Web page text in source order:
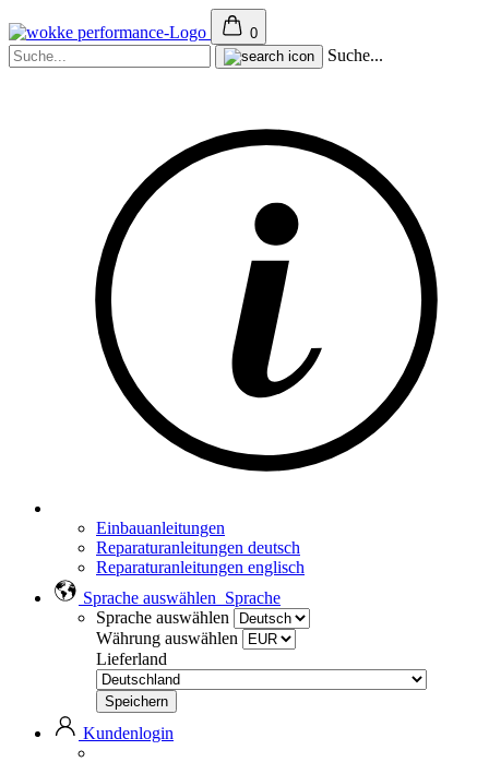
0
Suche...
Einbauanleitungen
Reparaturanleitungen deutsch
Reparaturanleitungen englisch
Sprache auswählen Sprache
Sprache auswählen
Währung auswählen
Lieferland
Kundenlogin